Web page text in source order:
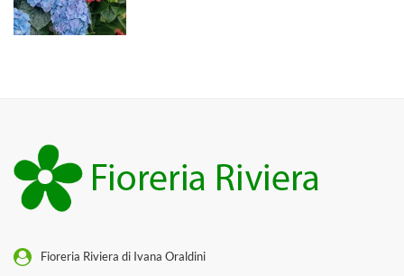
Fioreria Riviera di Ivana Oraldini